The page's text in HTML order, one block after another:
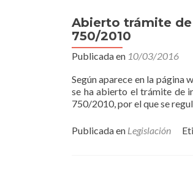
Abierto trámite
750/2010
Publicada en 10/03/2016
Según aparece en la
se ha abierto el trámite de
750/2010, por el que se
Publicada en Legislación